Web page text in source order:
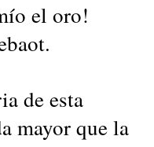
el oro!
de esta
mayor que la